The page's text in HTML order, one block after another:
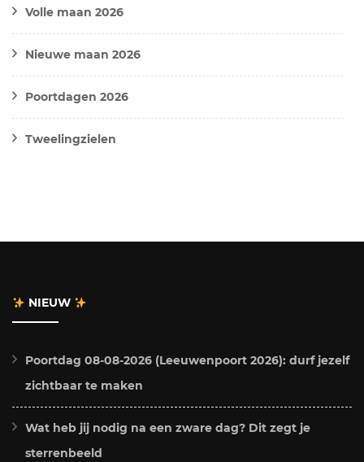
Volle maan 2026
Nieuwe maan 2026
Poortdagen 2026
Tweelingzielen
NIEUW
Poortdag 08-08-2026 (Leeuwenpoort 2026): durf jezelf
zichtbaar te maken
Wat heb jij nodig na een zware dag? Dit zegt je
sterrenbeeld